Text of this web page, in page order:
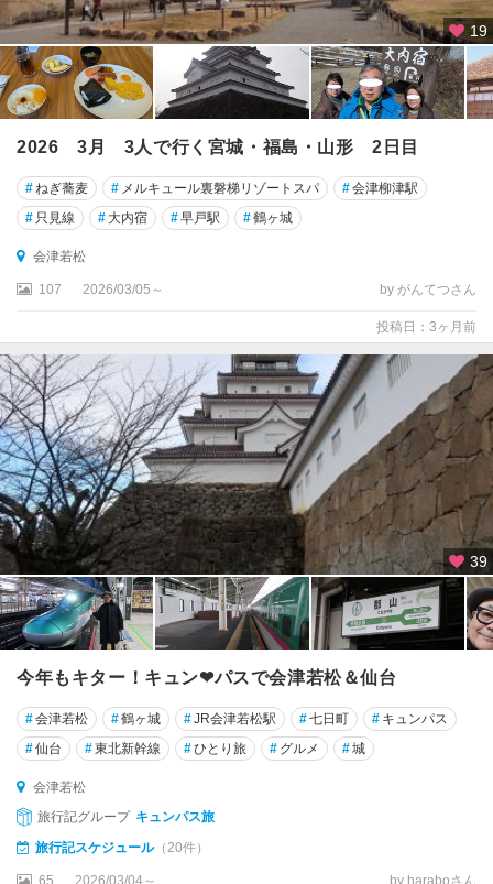
19
2026 3月 3人で行く宮城・福島・山形 2日目
#ねぎ蕎麦 # メルキュール裏磐梯リゾートスパ #会津柳津駅
# 只見線 # 大内宿 #早戸駅 #鶴ヶ城
会津若松
107 2026/03/05～ by がんてつさん
投稿日：3ヶ月前
39
今年もキター！キュン❤パスで会津若松＆仙台
#会津若松 #鶴ヶ城 #JR会津若松駅 #七日町 # キュンパス
#仙台 #東北新幹線 #ひとり旅 # グルメ #城
会津若松
旅行記グループ キュンパス旅
旅行記スケジュール（20件）